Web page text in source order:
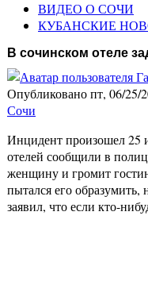
ВИДЕО О СОЧИ
КУБАНСКИЕ
В сочинском отеле
Опубликовано пт, 06/25/
Сочи
Инцидент произошел 25
отелей сообщили в
женщину и громит
пытался его образумить,
заявил, что если кто-